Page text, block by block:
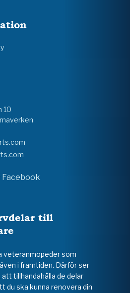
10
Facebook
till
veteranmopeder som
i framtiden. Därför ser
tillhandahålla de delar
du ska kunna renovera din